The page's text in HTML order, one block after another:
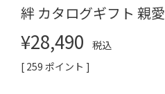
絆 カタログギフト 親愛
¥28,490
税込
[ 259 ポイント ]